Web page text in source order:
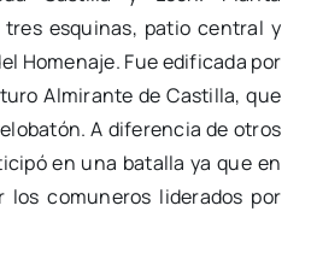
esquinas, patio central y
Homenaje. Fue edificada por
Almirante de Castilla, que
A diferencia de otros
en una batalla ya que en
los comuneros liderados por